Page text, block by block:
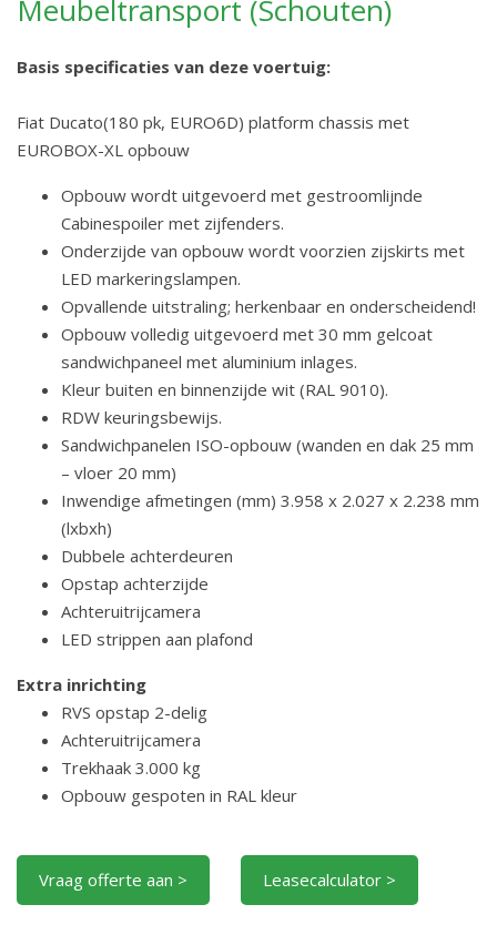
Meubeltransport (Schouten)
Basis specificaties van deze voertuig:
Fiat Ducato(180 pk, EURO6D) platform chassis met
EUROBOX-XL opbouw
Opbouw wordt uitgevoerd met gestroomlijnde
Cabinespoiler met zijfenders.
Onderzijde van opbouw wordt voorzien zijskirts met
LED markeringslampen.
Opvallende uitstraling; herkenbaar en onderscheidend!
Opbouw volledig uitgevoerd met 30 mm gelcoat
sandwichpaneel met aluminium inlages.
Kleur buiten en binnenzijde wit (RAL 9010).
RDW keuringsbewijs.
Sandwichpanelen ISO-opbouw (wanden en dak 25 mm
– vloer 20 mm)
Inwendige afmetingen (mm) 3.958 x 2.027 x 2.238 mm
(lxbxh)
Dubbele achterdeuren
Opstap achterzijde
Achteruitrijcamera
LED strippen aan plafond
Extra inrichting
RVS opstap 2-delig
Achteruitrijcamera
Trekhaak 3.000 kg
Opbouw gespoten in RAL kleur
Vraag offerte aan > Leasecalculator >